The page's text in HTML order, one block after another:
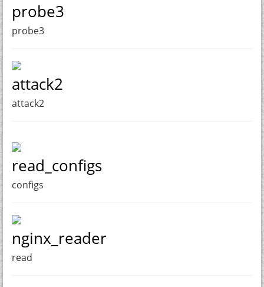
probe3
probe3
attack2
attack2
read_configs
configs
nginx_reader
read